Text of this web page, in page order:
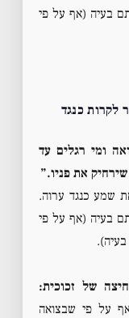
בעיה (אף על פי
לקרות כנגד
ומי רגלים עד
את פניו.”
שמע כנגד ערוה.
בעיה (אף על פי
בעיה).
של זכוכית:
על פי שבצואה